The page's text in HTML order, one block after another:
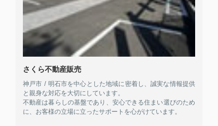
さくら不動産販売
神戸市 / 明石市を中心とした地域に密着し、誠実な情報提供
と親身な対応を大切にしています。
不動産は暮らしの基盤であり、安心できる住まい選びのため
に、お客様の立場に立ったサポートを心がけています。